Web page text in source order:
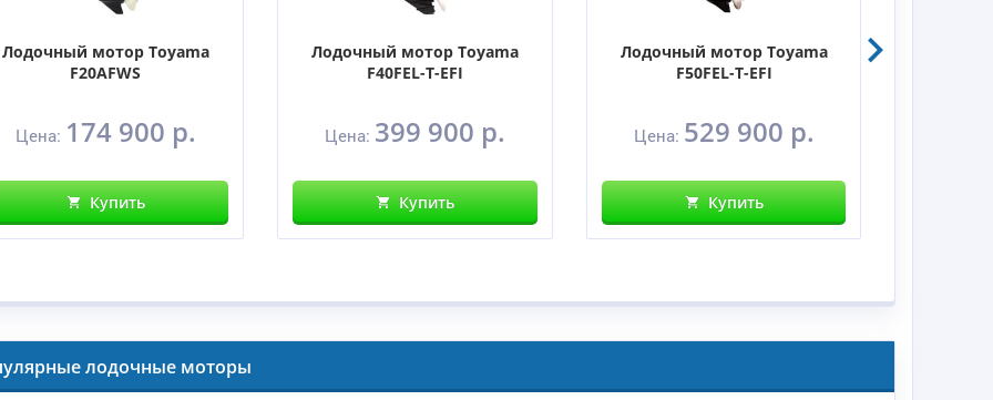
Лодочный мотор Toyama
F20AFWS
Цена: 174 900 р.
Купить
Лодочный мотор Toyama
F40FEL-T-EFI
Цена: 399 900 р.
Купить
Лодочный мотор Toyama
F50FEL-T-EFI
Цена: 529 900 р.
Купить
лодочные моторы